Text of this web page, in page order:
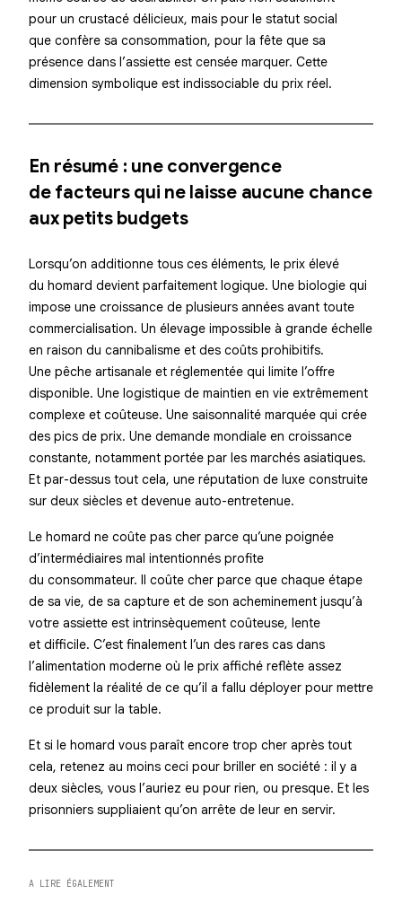
pour un crustacé délicieux, mais pour le statut social
que confère sa consommation, pour la fête que sa
présence dans l’assiette est censée marquer. Cette
dimension symbolique est indissociable du prix réel.
En résumé : une convergence
de facteurs qui ne laisse aucune chance
aux petits budgets
Lorsqu’on additionne tous ces éléments, le prix élevé
du homard devient parfaitement logique. Une biologie qui
impose une croissance de plusieurs années avant toute
commercialisation. Un élevage impossible à grande échelle
en raison du cannibalisme et des coûts prohibitifs.
Une pêche artisanale et réglementée qui limite l’offre
disponible. Une logistique de maintien en vie extrêmement
complexe et coûteuse. Une saisonnalité marquée qui crée
des pics de prix. Une demande mondiale en croissance
constante, notamment portée par les marchés asiatiques.
Et par-dessus tout cela, une réputation de luxe construite
sur deux siècles et devenue auto-entretenue.
Le homard ne coûte pas cher parce qu’une poignée
d’intermédiaires mal intentionnés profite
du consommateur. Il coûte cher parce que chaque étape
de sa vie, de sa capture et de son acheminement jusqu’à
votre assiette est intrinsèquement coûteuse, lente
et difficile. C’est finalement l’un des rares cas dans
l’alimentation moderne où le prix affiché reflète assez
fidèlement la réalité de ce qu’il a fallu déployer pour mettre
ce produit sur la table.
Et si le homard vous paraît encore trop cher après tout
cela, retenez au moins ceci pour briller en société : il y a
deux siècles, vous l’auriez eu pour rien, ou presque. Et les
prisonniers suppliaient qu’on arrête de leur en servir.
A LIRE ÉGALEMENT